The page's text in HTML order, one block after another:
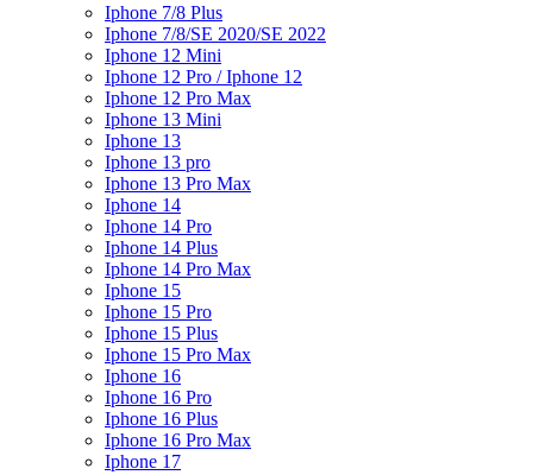
Iphone 7/8 Plus
Iphone 7/8/SE 2020/SE 2022
Iphone 12 Mini
Iphone 12 Pro / Iphone 12
Iphone 12 Pro Max
Iphone 13 Mini
Iphone 13
Iphone 13 pro
Iphone 13 Pro Max
Iphone 14
Iphone 14 Pro
Iphone 14 Plus
Iphone 14 Pro Max
Iphone 15
Iphone 15 Pro
Iphone 15 Plus
Iphone 15 Pro Max
Iphone 16
Iphone 16 Pro
Iphone 16 Plus
Iphone 16 Pro Max
Iphone 17